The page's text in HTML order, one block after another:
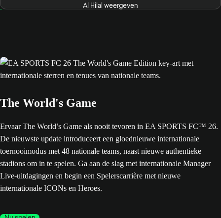
Al Hilal weergeven
The World's Game
Ervaar The World’s Game als nooit tevoren in EA SPORTS FC™ 26.
De nieuwste update introduceert een gloednieuwe internationale
toernooimodus met 48 nationale teams, naast nieuwe authentieke
stadions om in te spelen. Ga aan de slag met internationale Manager
Live-uitdagingen en begin een Spelerscarrière met nieuwe
internationale ICONs en Heroes.